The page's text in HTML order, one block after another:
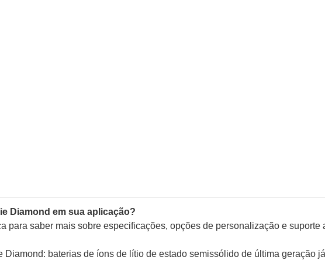
Diamond em sua aplicação?
para saber mais sobre especificações, opções de personalização e suporte